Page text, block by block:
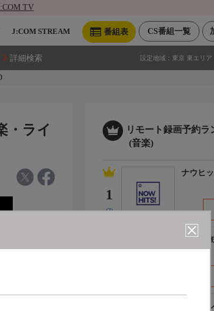
TV
CS番組一覧
番組表
J:COM STREAM
詳細検索 設定地域： 東京 東エリア
・ライ
リモート録画予約ラ
(音楽)
1
(2)
ナウヒ
列車で
ライバ